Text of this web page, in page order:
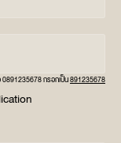
กรอกเป็น891235678